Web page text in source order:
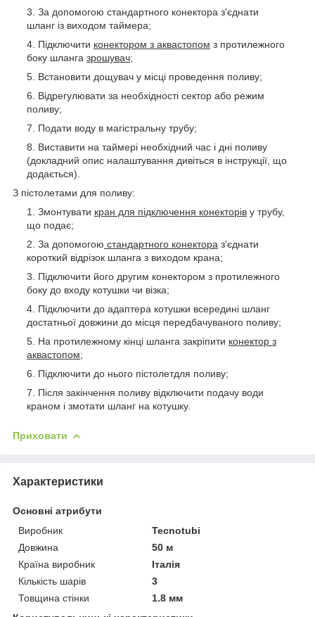
За допомогою стандартного конектора з'єднати
шланг із виходом таймера;
Підключити конектором з аквастопом з протилежного
боку шланга зрошувач;
Встановити дощувач у місці проведення поливу;
Відрегулювати за необхідності сектор або режим
поливу;
Подати воду в магістральну трубу;
Виставити на таймері необхідний час і дні поливу
(докладний опис налаштування дивіться в інструкції, що
додається).
З пістолетами для поливу:
Змонтувати кран для підключення конекторів у трубу,
що подає;
За допомогою стандартного конектора з'єднати
короткий відрізок шланга з виходом крана;
Підключити його другим конектором з протилежного
боку до входу котушки чи візка;
Підключити до адаптера котушки всередині шланг
достатньої довжини до місця передбачуваного поливу;
На протилежному кінці шланга закріпити конектор з
аквастопом;
Підключити до нього пістолетдля поливу;
Після закінчення поливу відключити подачу води
краном і змотати шланг на котушку.
Приховати
Характеристики
Основні атрибути
Виробник
Tecnotubi
Довжина
50 м
Країна виробник
Італія
Кількість шарів
3
Товщина стінки
1.8 мм